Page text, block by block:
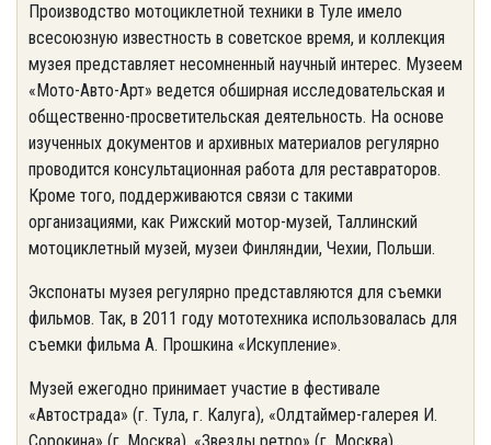
Производство мотоциклетной техники в Туле имело
всесоюзную известность в советское время, и коллекция
музея представляет несомненный научный интерес. Музеем
«Мото-Авто-Арт» ведется обширная исследовательская и
общественно-просветительская деятельность. На основе
изученных документов и архивных материалов регулярно
проводится консультационная работа для реставраторов.
Кроме того, поддерживаются связи с такими
организациями, как Рижский мотор-музей, Таллинский
мотоциклетный музей, музеи Финляндии, Чехии, Польши.
Экспонаты музея регулярно представляются для съемки
фильмов. Так, в 2011 году мототехника использовалась для
съемки фильма А. Прошкина «Искупление».
Музей ежегодно принимает участие в фестивале
«Автострада» (г. Тула, г. Калуга), «Олдтаймер-галерея И.